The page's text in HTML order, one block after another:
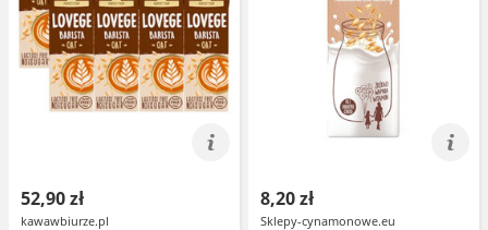
52,90 zł
kawawbiurze.pl
8,20 zł
Sklepy-cynamonowe.eu